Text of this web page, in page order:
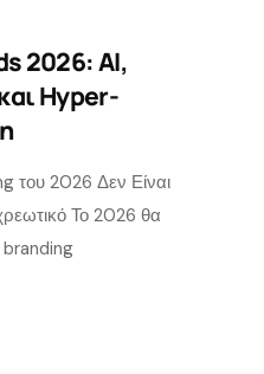
2026: AI,
Hyper-
του 2026 Δεν Είναι
Το 2026 θα
branding